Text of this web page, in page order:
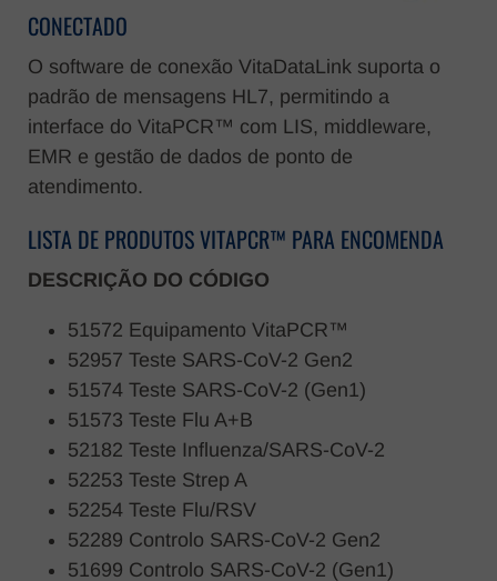
CONECTADO
O software de conexão VitaDataLink suporta o
padrão de mensagens HL7, permitindo a
interface do VitaPCR™ com LIS, middleware,
EMR e gestão de dados de ponto de
atendimento.
LISTA DE PRODUTOS VITAPCR™ PARA ENCOMENDA
DESCRIÇÃO DO CÓDIGO
51572 Equipamento VitaPCR™
52957 Teste SARS-CoV-2 Gen2
51574 Teste SARS-CoV-2 (Gen1)
51573 Teste Flu A+B
52182 Teste Influenza/SARS-CoV-2
52253 Teste Strep A
52254 Teste Flu/RSV
52289 Controlo SARS-CoV-2 Gen2
51699 Controlo SARS-CoV-2 (Gen1)